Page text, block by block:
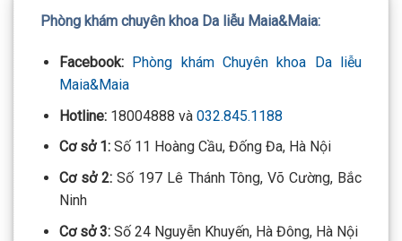
Phòng khám chuyên khoa Da liễu Maia&Maia:
Facebook:
Phòng khám Chuyên khoa Da liễu
Maia&Maia
Hotline:18004888 và 032.845.1188
Cơ sở 1: Số 11 Hoàng Cầu, Đống Đa, Hà Nội
Cơ sở 2: Số 197 Lê Thánh Tông, Võ Cường, Bắc
Ninh
Cơ sở 3:Số 24 Nguyễn Khuyến, Hà Đông, Hà Nội